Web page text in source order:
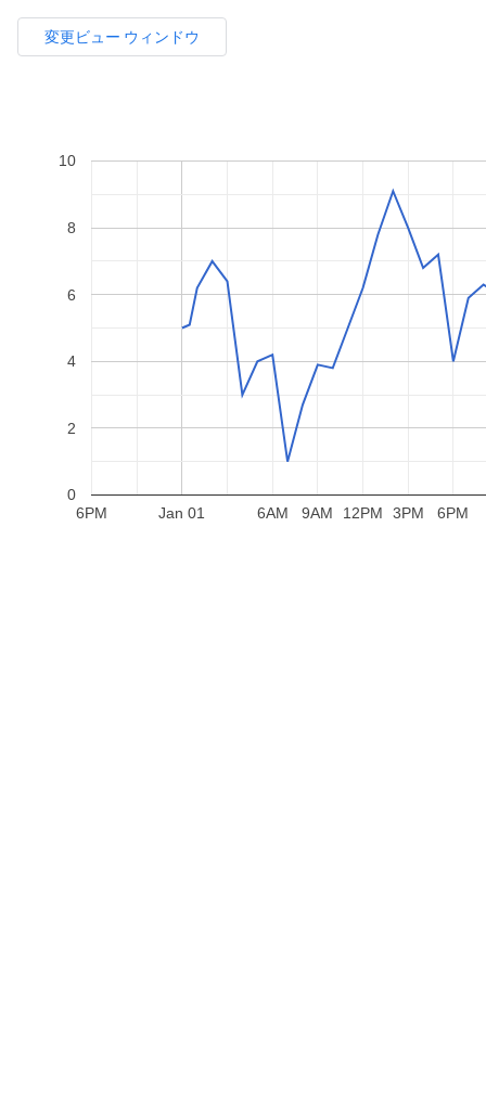
変更ビュー ウィンドウ
Jan 01
6PM 6AM 9AM 12PM 3PM 6PM
0
2
4
6
8
10